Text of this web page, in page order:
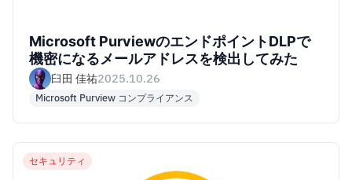
Microsoft PurviewのエンドポイントDLPで
機密になるメールアドレスを検出してみた
臼田 佳祐2025.10.26
Microsoft Purview コンプライアンス
セキュリティ